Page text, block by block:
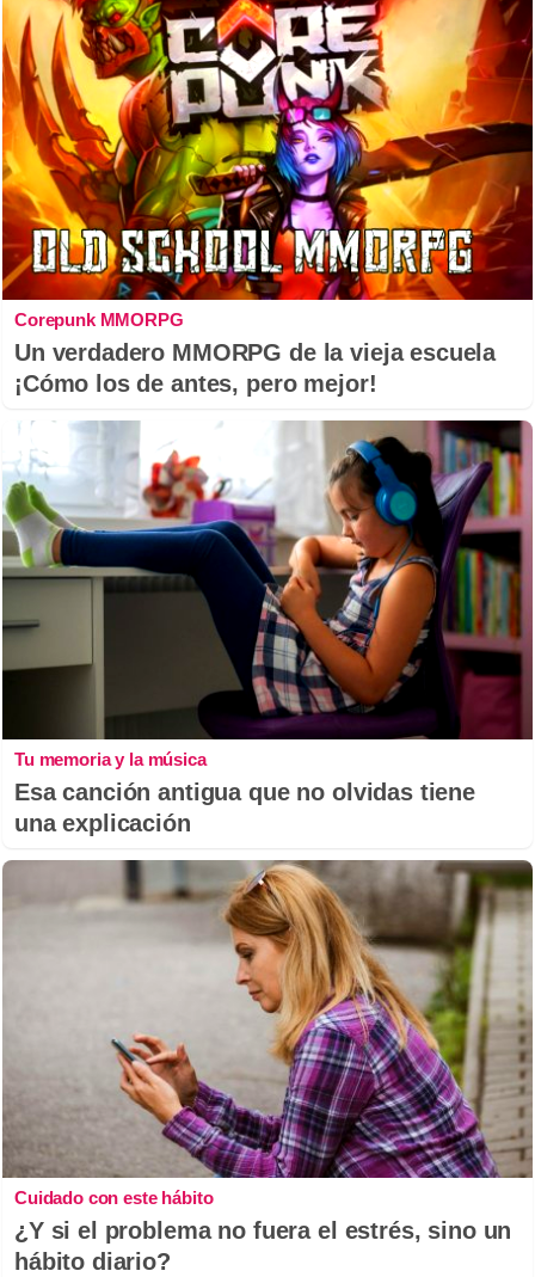
Corepunk MMORPG
Un verdadero MMORPG de la vieja escuela
¡Cómo los de antes, pero mejor!
Tu memoria y la música
Esa canción antigua que no olvidas tiene
una explicación
Cuidado con este hábito
¿Y si el problema no fuera el estrés, sino un
hábito diario?